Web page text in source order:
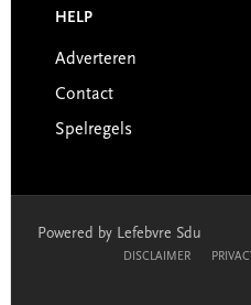
HELP
Adverteren
Contact
Spelregels
Powered by Lefebvre Sdu
DISCLAIMER